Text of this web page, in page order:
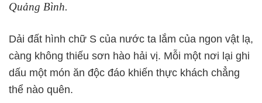
Quảng Bình.
Dải đất hình chữ S của nước ta lắm của ngon vật lạ,
càng không thiếu sơn hào hải vị. Mỗi một nơi lại ghi
dấu một món ăn độc đáo khiến thực khách chẳng
thể nào quên.